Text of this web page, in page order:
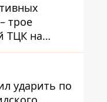
трое
ТЦК на
за
ударить по